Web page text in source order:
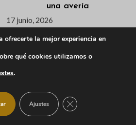
una avería
17 junio, 2026
admitidas/os para los cursos
17 junio, 2026
ofrecerte la mejor experiencia en
qué cookies utilizamos o
.
Ajustes CERRAR EL